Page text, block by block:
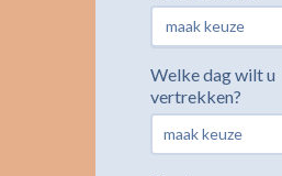
maak keuze
Welke dag wilt u
vertrekken?